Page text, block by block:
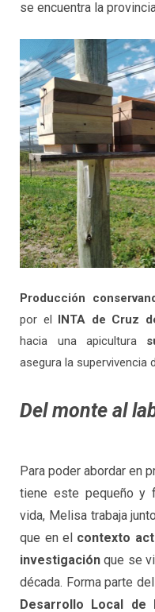
se encuentra la
Producción
por el INTA de Cruz
hacia una apicultura
asegura la supervivencia
Del monte al
Para poder abordar en
tiene este pequeño y
vida, Melisa trabaja
que en el contexto
investigación que se
década. Forma parte
Desarrollo Local de